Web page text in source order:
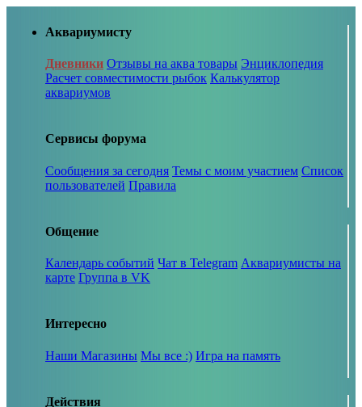
Аквариумисту
Дневники Отзывы на аква товары Энциклопедия
Расчет совместимости рыбок Калькулятор
аквариумов
Сервисы форума
Сообщения за сегодня Темы с моим участием Список
пользователей Правила
Общение
Календарь событий Чат в Telegram Аквариумисты на
карте Группа в VK
Интересно
Наши Магазины Мы все :) Игра на память
Действия